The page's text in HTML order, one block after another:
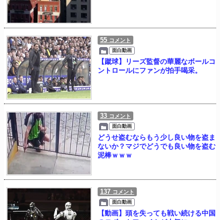
55 コメント
面白動画
【蹴球】リーズ監督の華麗なボールコ
ントロールにファンが拍手喝采。
33 コメント
面白動画
どうせ盗むならもう少し良い物を盗ま
ないか？マジでどうでも良い物を盗む
泥棒ｗｗｗ
137 コメント
面白動画
【動画】頭を失っても戦い続ける中国